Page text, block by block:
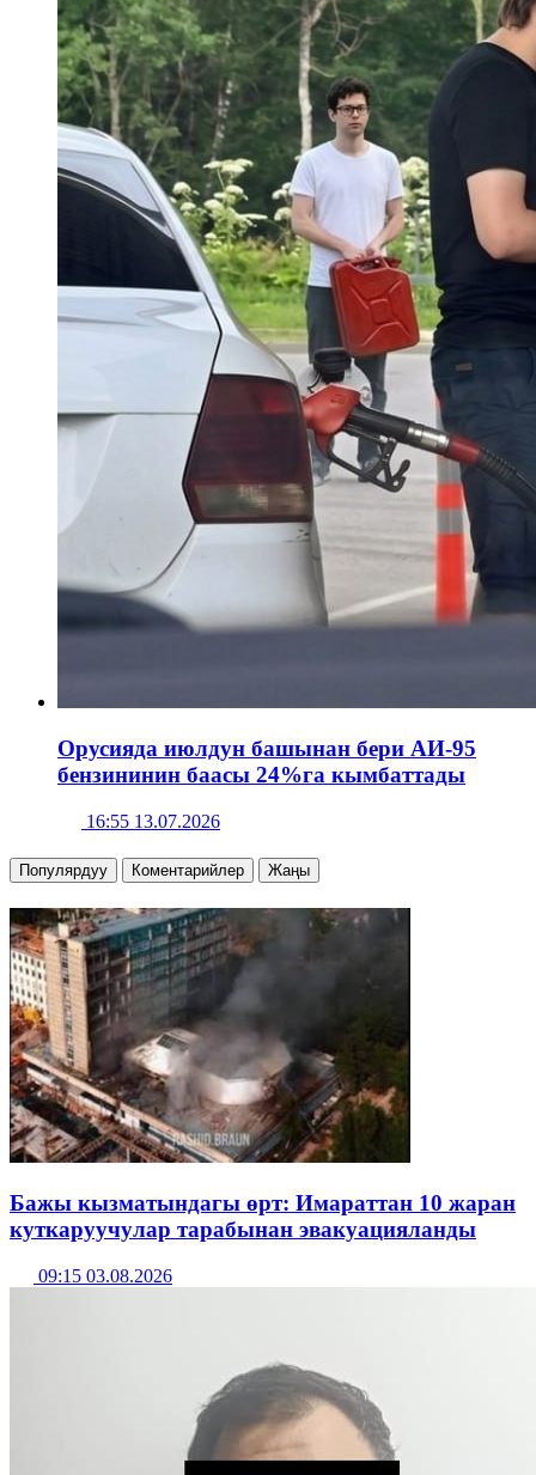
Орусияда июлдун башынан бери АИ-95
бензининин баасы 24%га кымбаттады
16:55 13.07.2026
Популярдуу Коментарийлер Жаңы
Бажы кызматындагы өрт: Имараттан 10 жаран
куткаруучулар тарабынан эвакуацияланды
09:15 03.08.2026